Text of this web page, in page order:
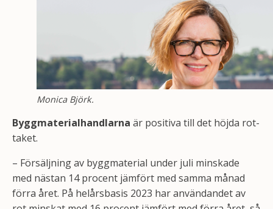
Monica Björk.
Byggmaterialhandlarna är positiva till det höjda rot-
taket.
– Försäljning av byggmaterial under juli minskade
med nästan 14 procent jämfört med samma månad
förra året. På helårsbasis 2023 har användandet av